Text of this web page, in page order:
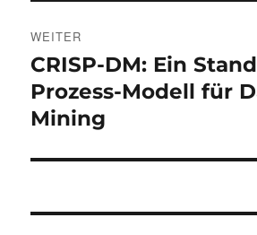
WEITER
Nächster
Beitrag:
CRISP-DM: Ein
Prozess-Modell für
Mining